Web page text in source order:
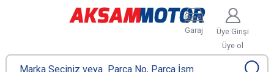
Üye Girişi
Üye ol
Garaj